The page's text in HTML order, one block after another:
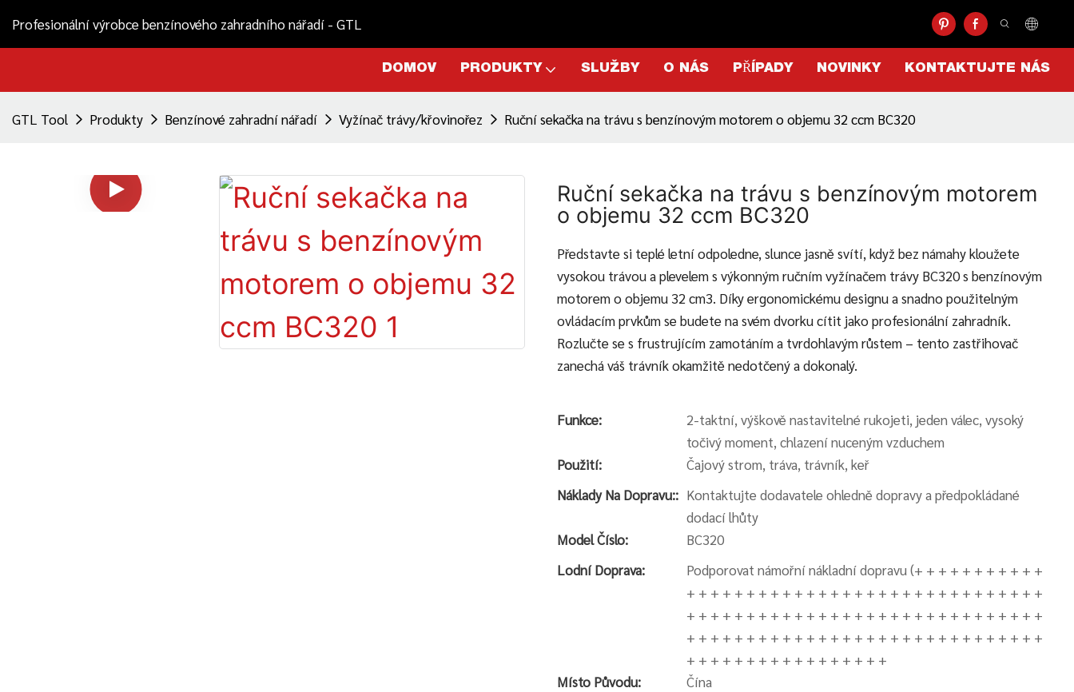
Profesionální výrobce benzínového zahradního nářadí - GTL
DOMOV PRODUKTY SLUŽBY O NÁS PŘÍPADY NOVINKY KONTAKTUJTE NÁS
GTL Tool Produkty Benzínové zahradní nářadí Vyžínač trávy/křovinořez Ruční sekačka na trávu s benzínovým motorem o objemu 32 ccm BC320
Ruční sekačka na trávu s benzínovým motorem
o objemu 32 ccm BC320
Představte si teplé letní odpoledne, slunce jasně svítí, když bez námahy kloužete
vysokou trávou a plevelem s výkonným ručním vyžínačem trávy BC320 s benzínovým
motorem o objemu 32 cm3. Díky ergonomickému designu a snadno použitelným
ovládacím prvkům se budete na svém dvorku cítit jako profesionální zahradník.
Rozlučte se s frustrujícím zamotáním a tvrdohlavým růstem – tento zastřihovač
zanechá váš trávník okamžitě nedotčený a dokonalý.
Funkce:
2-taktní, výškově nastavitelné rukojeti, jeden válec, vysoký
točivý moment, chlazení nuceným vzduchem
Použití:
Čajový strom, tráva, trávník, keř
Náklady Na Dopravu:: Kontaktujte dodavatele ohledně dopravy a předpokládané
dodací lhůty
Model Číslo:
BC320
Lodní Doprava:
Podporovat námořní nákladní dopravu (+ + + + + + + + + + +
+ + + + + + + + + + + + + + + + + + + + + + + + + + + + + +
+ + + + + + + + + + + + + + + + + + + + + + + + + + + + + +
+ + + + + + + + + + + + + + + + + + + + + + + + + + + + + +
+ + + + + + + + + + + + + + + + +
Místo Původu:
Čína